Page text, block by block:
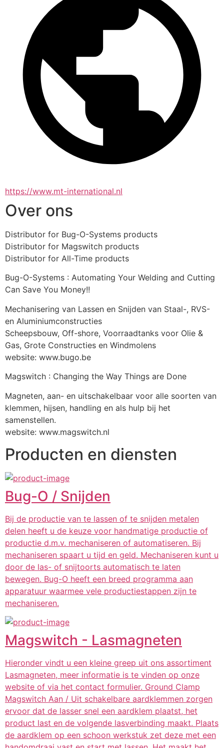
https://www.mt-international.nl
Over ons
Distributor for Bug-O-Systems products
Distributor for Magswitch products
Distributor for All-Time products
Bug-O-Systems : Automating Your Welding and Cutting
Can Save You Money!!
Mechanisering van Lassen en Snijden van Staal-, RVS-
en Aluminiumconstructies
Scheepsbouw, Off-shore, Voorraadtanks voor Olie &
Gas, Grote Constructies en Windmolens
website: www.bugo.be
Magswitch : Changing the Way Things are Done
Magneten, aan- en uitschakelbaar voor alle soorten van
klemmen, hijsen, handling en als hulp bij het
samenstellen.
website: www.magswitch.nl
Producten en diensten
Bug-O / Snijden
Bij de productie van te lassen of te snijden metalen
delen heeft u de keuze voor handmatige productie of
productie d.m.v. mechaniseren of automatiseren. Bij
mechaniseren spaart u tijd en geld. Mechaniseren kunt u
door de las- of snijtoorts automatisch te laten
bewegen. Bug-O heeft een breed programma aan
apparatuur waarmee vele productiestappen zijn te
mechaniseren.
Magswitch - Lasmagneten
Hieronder vindt u een kleine greep uit ons assortiment
Lasmagneten, meer informatie is te vinden op onze
website of via het contact formulier. Ground Clamp
Magswitch Aan / Uit schakelbare aardklemmen zorgen
ervoor dat de lasser snel een aardklem plaatst, het
product last en de volgende lasverbinding maakt. Plaats
de aardklem op een schoon werkstuk zet deze met een